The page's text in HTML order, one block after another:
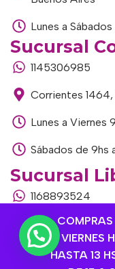
VIERNES
HASTA 13
Lunes a
Sucursal
1145306985
Corrientes
Lunes a Viernes
Sábados de 9hs
Sucursal
1168893524
Av. del
Buenos Aires